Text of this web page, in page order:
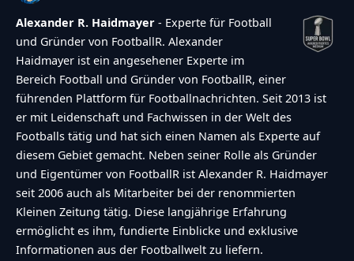
Alexander R. Haidmayer - Experte für Football
und Gründer von FootballR. Alexander
Haidmayer ist ein angesehener Experte im
Bereich Football und Gründer von FootballR, einer
führenden Plattform für Footballnachrichten. Seit 2013 ist
er mit Leidenschaft und Fachwissen in der Welt des
Footballs tätig und hat sich einen Namen als Experte auf
diesem Gebiet gemacht. Neben seiner Rolle als Gründer
und Eigentümer von FootballR ist Alexander R. Haidmayer
seit 2006 auch als Mitarbeiter bei der renommierten
Kleinen Zeitung tätig. Diese langjährige Erfahrung
ermöglicht es ihm, fundierte Einblicke und exklusive
Informationen aus der Footballwelt zu liefern.